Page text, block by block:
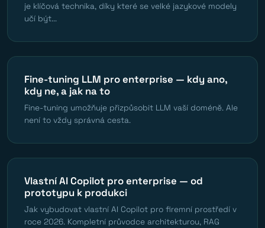
je klíčová technika, díky které se velké jazykové modely
učí být...
Fine-tuning LLM pro enterprise — kdy ano,
kdy ne, a jak na to
Fine-tuning umožňuje přizpůsobit LLM vaší doméně. Ale
není to vždy správná cesta.
Vlastní AI Copilot pro enterprise — od
prototypu k produkci
Jak vybudovat vlastní AI Copilot pro firemní prostředí v
roce 2026. Kompletní průvodce architekturou, RAG